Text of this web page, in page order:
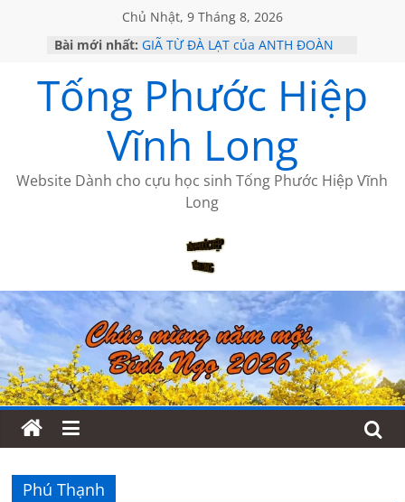
Chủ Nhật, 9 Tháng 8, 2026
Bài mới nhất: GIÃ TỪ ĐÀ LẠT của ANTH ĐOÀN
KHÔNG ĐỀ 20 CỦA THÁI LÃO
KHÔNG ĐỀ 19 CỦA THÁI LÃO
CHÙM THƠ CỦA BÍCH HÀ
Tống Phước Hiệp
Vĩnh Long
Website Dành cho cựu học sinh Tống Phước Hiệp Vĩnh
Long
Phú Thạnh